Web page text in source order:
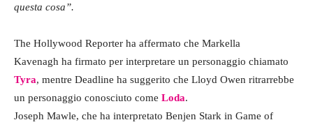
questa cosa”.
The Hollywood Reporter ha affermato che Markella
Kavenagh ha firmato per interpretare un personaggio chiamato
Tyra, mentre Deadline ha suggerito che Lloyd Owen ritrarrebbe
un personaggio conosciuto come Loda.
Joseph Mawle, che ha interpretato Benjen Stark in Game of